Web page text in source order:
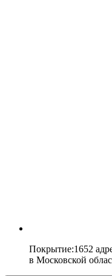
Покрытие:1652
в Московской